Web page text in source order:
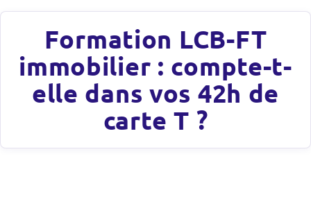
Formation LCB-FT
immobilier : compte-t-
elle dans vos 42h de
carte T ?